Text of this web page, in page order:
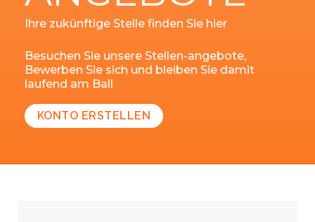
Ihre zukünftige Stelle finden Sie hier
Besuchen Sie unsere Stellen-angebote,
Bewerben Sie sich und bleiben Sie damit
laufend am Ball
KONTO ERSTELLEN